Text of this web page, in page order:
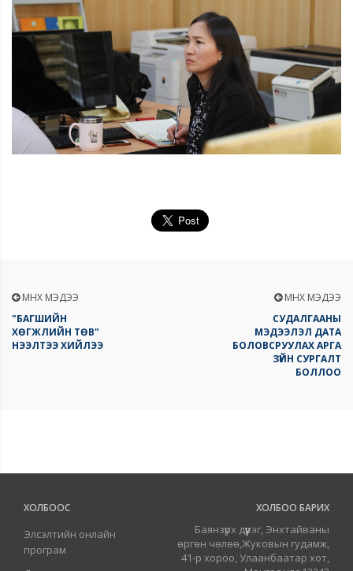
ӨМНӨХ МЭДЭЭ
"БАГШИЙН
ХӨГЖЛИЙН ТӨВ"
НЭЭЛТЭЭ ХИЙЛЭЭ
ӨМНӨХ МЭДЭЭ
СУДАЛГААНЫ
МЭДЭЭЛЭЛ ДАТА
БОЛОВСРУУЛАХ АРГА
ЗҮЙН СУРГАЛТ
БОЛЛОО
ХОЛБООС
Элсэлтийн онлайн
програм
ХОЛБОО БАРИХ
Баянзүрх дүүрэг, Энхтайваны
өргөн чөлөө,Жуковын гудамж,
41-р хороо, Улаанбаатар хот,